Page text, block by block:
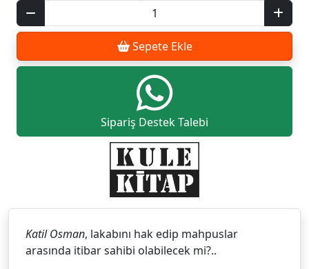
Sepete Ekle
Sipariş Destek Talebi
Katil Osman, lakabını hak edip mahpuslar
arasında itibar sahibi olabilecek mi?..